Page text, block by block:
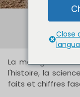
La montgolfière
l'histoire, la
faits et chiffres
Close